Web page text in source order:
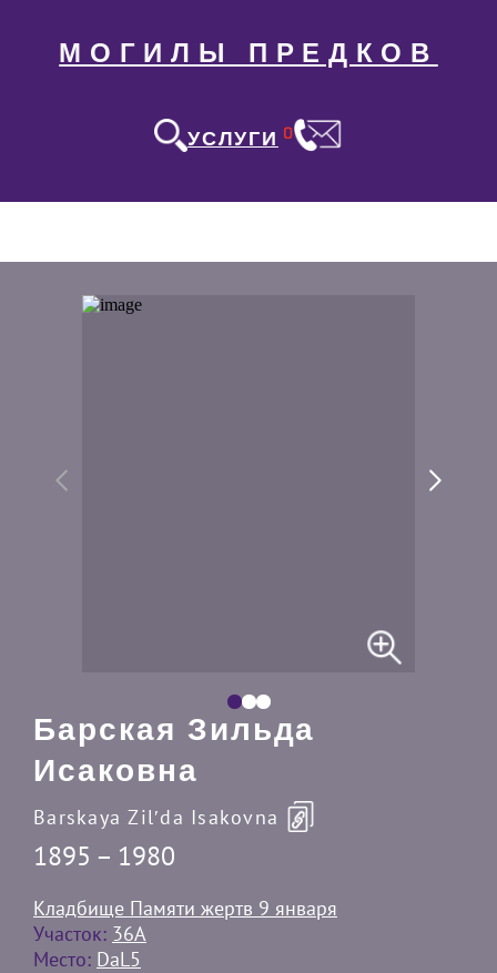
МОГИЛЫ ПРЕДКОВ
УСЛУГИ 0
Барская Зильда
Исаковна
Barskaya Zilʹda Isakovna
1895 – 1980
Кладбище Памяти жертв 9 января
Участок: 36А
Место: DaL5